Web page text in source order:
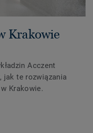
Krakowie
Acczent
jak te rozwiązania
Krakowie.